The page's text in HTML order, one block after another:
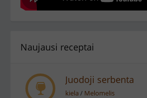
Naujausi receptai
Juodoji serbenta
kiela / Melomelis